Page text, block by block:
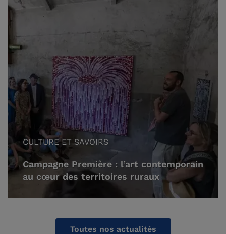
CULTURE ET SAVOIRS
Campagne Première : l’art contemporain
au cœur des territoires ruraux
Toutes nos actualités